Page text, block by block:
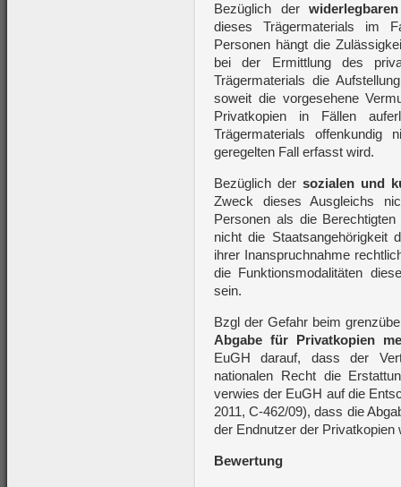
Bezüglich der
dieses Trägermaterials im
Personen hängt die
bei der Ermittlung des
Trägermaterials die
soweit die vorgesehene
Privatkopien in Fällen
Trägermaterials
geregelten Fall erfasst wird.
Bezüglich der sozialen und
Zweck dieses Ausgleichs
Personen als die
nicht die Staatsangehörigkeit
ihrer Inanspruchnahme
die Funktionsmodalitäten
sein.
Bzgl der Gefahr beim
Abgabe für Privatkopien
EuGH darauf, dass der
nationalen Recht die
verwies der EuGH auf die
2011, C‑462/09), dass die
der Endnutzer der Privatkopien
Bewertung